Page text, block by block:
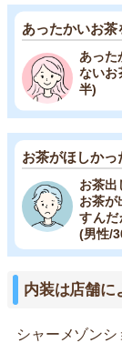
あったかいお茶
あった
ないお
半)
お茶がほしかっ
お茶出
お茶が
すん
(男性/
内装は店舗に
シャーメゾン